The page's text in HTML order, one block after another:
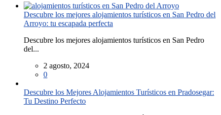
Descubre los mejores alojamientos turísticos en San Pedro del
Arroyo: tu escapada perfecta
Descubre los mejores alojamientos turísticos en San Pedro
del...
2 agosto, 2024
0
Descubre los Mejores Alojamientos Turísticos en Pradosegar:
Tu Destino Perfecto